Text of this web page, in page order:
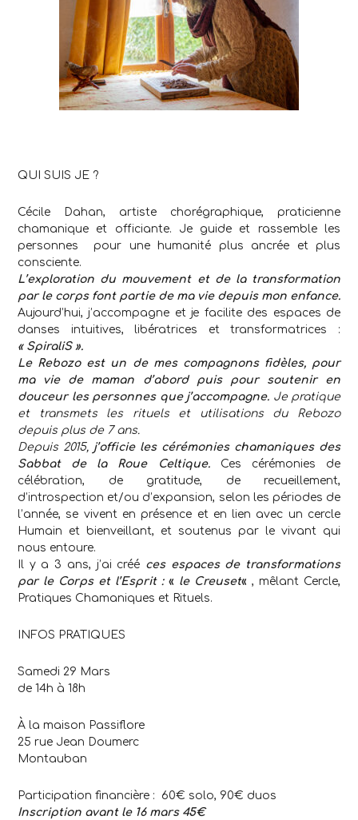
QUI SUIS JE ?
Cécile Dahan, artiste chorégraphique, praticienne
chamanique et officiante. Je guide et rassemble les
personnes pour une humanité plus ancrée et plus
consciente.
L’exploration du mouvement et de la transformation
par le corps font partie de ma vie depuis mon enfance.
Aujourd’hui, j’accompagne et je facilite des espaces de
danses intuitives, libératrices et transformatrices :
« SpiraliS ».
Le Rebozo est un de mes compagnons fidèles, pour
ma vie de maman d’abord puis pour soutenir en
douceur les personnes que j’accompagne. Je pratique
et transmets les rituels et utilisations du Rebozo
depuis plus de 7 ans.
Depuis 2015, j’officie les cérémonies chamaniques des
Sabbat de la Roue Celtique.Ces cérémonies de
célébration, de gratitude, de recueillement,
d’introspection et/ou d’expansion, selon les périodes de
l’année, se vivent en présence et en lien avec un cercle
Humain et bienveillant, et soutenus par le vivant qui
nous entoure.
Il y a 3 ans, j’ai créé ces espaces de transformations
par le Corps et l’Esprit : « le Creuset« , mêlant Cercle,
Pratiques Chamaniques et Rituels.
INFOS PRATIQUES
Samedi 29 Mars
de 14h à 18h
À la maison Passiflore
25 rue Jean Doumerc
Montauban
Participation financière : 60€ solo, 90€ duos
Inscription avant le 16 mars 45€